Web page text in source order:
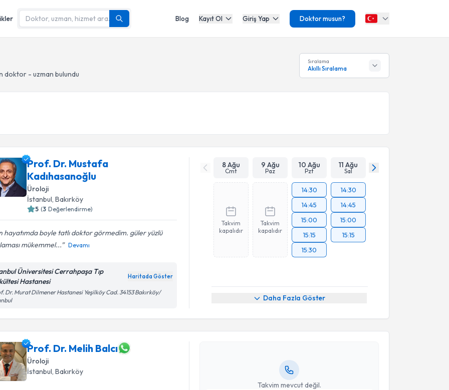
Blog Kayıt Ol Giriş Yap Doktor musun?
doktor - uzman bulundu
Sıralama
Akıllı Sıralama
Prof. Dr. Mustafa
Kadıhasanoğlu
Üroloji
İstanbul, Bakırköy
5 (3 Değerlendirme)
hayatımda boyle tatlı doktor görmedim. güler yüzlü
mükemmel...
Devamı
Üniversitesi Cerrahpaşa Tıp
Hastanesi
Haritada Göster
Dr. Murat Dilmener Hastanesi Yeşilköy Cad. 34153 Bakırköy/
8 Ağu
Cmt
9 Ağu
Paz
10 Ağu
Pzt
11 Ağu
Sal
Takvim
kapalıdır
Takvim
kapalıdır
14:30
14:45
15:00
15:15
15:30
14:30
14:45
15:00
15:15
Daha Fazla Göster
Prof. Dr. Melih Balcı
Üroloji
İstanbul, Bakırköy
Takvim mevcut değil.
Randevu Takvimi Talebi